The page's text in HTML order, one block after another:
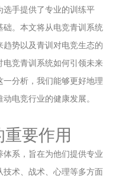
选手提供了专业的训练平
。本文将从电竞青训系统
势以及青训对电竞生态的
竞青训系统如何引领未来
分析，我们能够更好地理
电竞行业的健康发展。
要作用
系，旨在为他们提供专业
技术、战术、心理等多方面